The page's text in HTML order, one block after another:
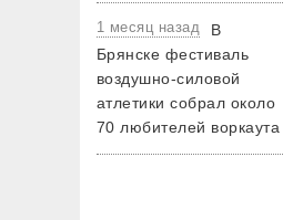
1 месяц назад
В
Брянске фестиваль
воздушно-силовой
атлетики собрал около
70 любителей воркаута